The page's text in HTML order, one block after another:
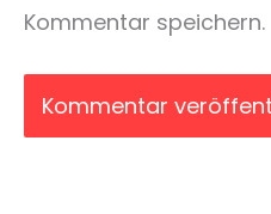
Kommentar speichern.